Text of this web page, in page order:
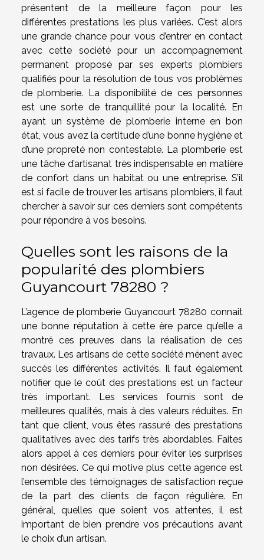
présentent de la meilleure façon pour les
différentes prestations les plus variées. C’est alors
une grande chance pour vous d’entrer en contact
avec cette société pour un accompagnement
permanent proposé par ses experts plombiers
qualifiés pour la résolution de tous vos problèmes
de plomberie. La disponibilité de ces personnes
est une sorte de tranquillité pour la localité. En
ayant un système de plomberie interne en bon
état, vous avez la certitude d’une bonne hygiène et
d’une propreté non contestable. La plomberie est
une tâche d’artisanat très indispensable en matière
de confort dans un habitat ou une entreprise. S’il
est si facile de trouver les artisans plombiers, il faut
chercher à savoir sur ces derniers sont compétents
pour répondre à vos besoins.
Quelles sont les raisons de la
popularité des plombiers
Guyancourt 78280 ?
L’agence de plomberie Guyancourt 78280 connait
une bonne réputation à cette ère parce qu’elle a
montré ces preuves dans la réalisation de ces
travaux. Les artisans de cette société mènent avec
succès les différentes activités. Il faut également
notifier que le coût des prestations est un facteur
très important. Les services fournis sont de
meilleures qualités, mais à des valeurs réduites. En
tant que client, vous êtes rassuré des prestations
qualitatives avec des tarifs très abordables. Faites
alors appel à ces derniers pour éviter les surprises
non désirées. Ce qui motive plus cette agence est
l’ensemble des témoignages de satisfaction reçue
de la part des clients de façon régulière. En
général, quelles que soient vos attentes, il est
important de bien prendre vos précautions avant
le choix d’un artisan.